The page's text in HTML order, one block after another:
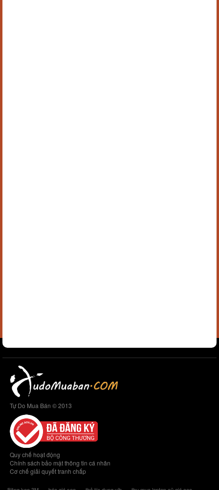
Tự Do Mua Bán © 2013
Quy chế hoạt động
Chính sách bảo mật thông tin cá nhân
Cơ chế giải quyết tranh chấp